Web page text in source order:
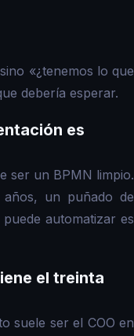
«¿tenemos lo que
debería esperar.
es
ser un BPMN limpio.
un puñado de
automatizar es
el treinta
suele ser el COO en